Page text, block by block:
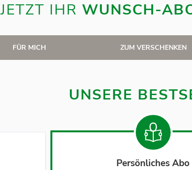
JETZT IHR WUNSCH-
FÜR MICH ZUM VERSCHENKEN
UNSERE
Persönliches Abo